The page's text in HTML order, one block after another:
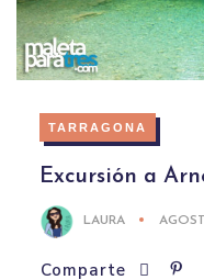
TARRAGONA
Excursión a
LAURA
Comparte